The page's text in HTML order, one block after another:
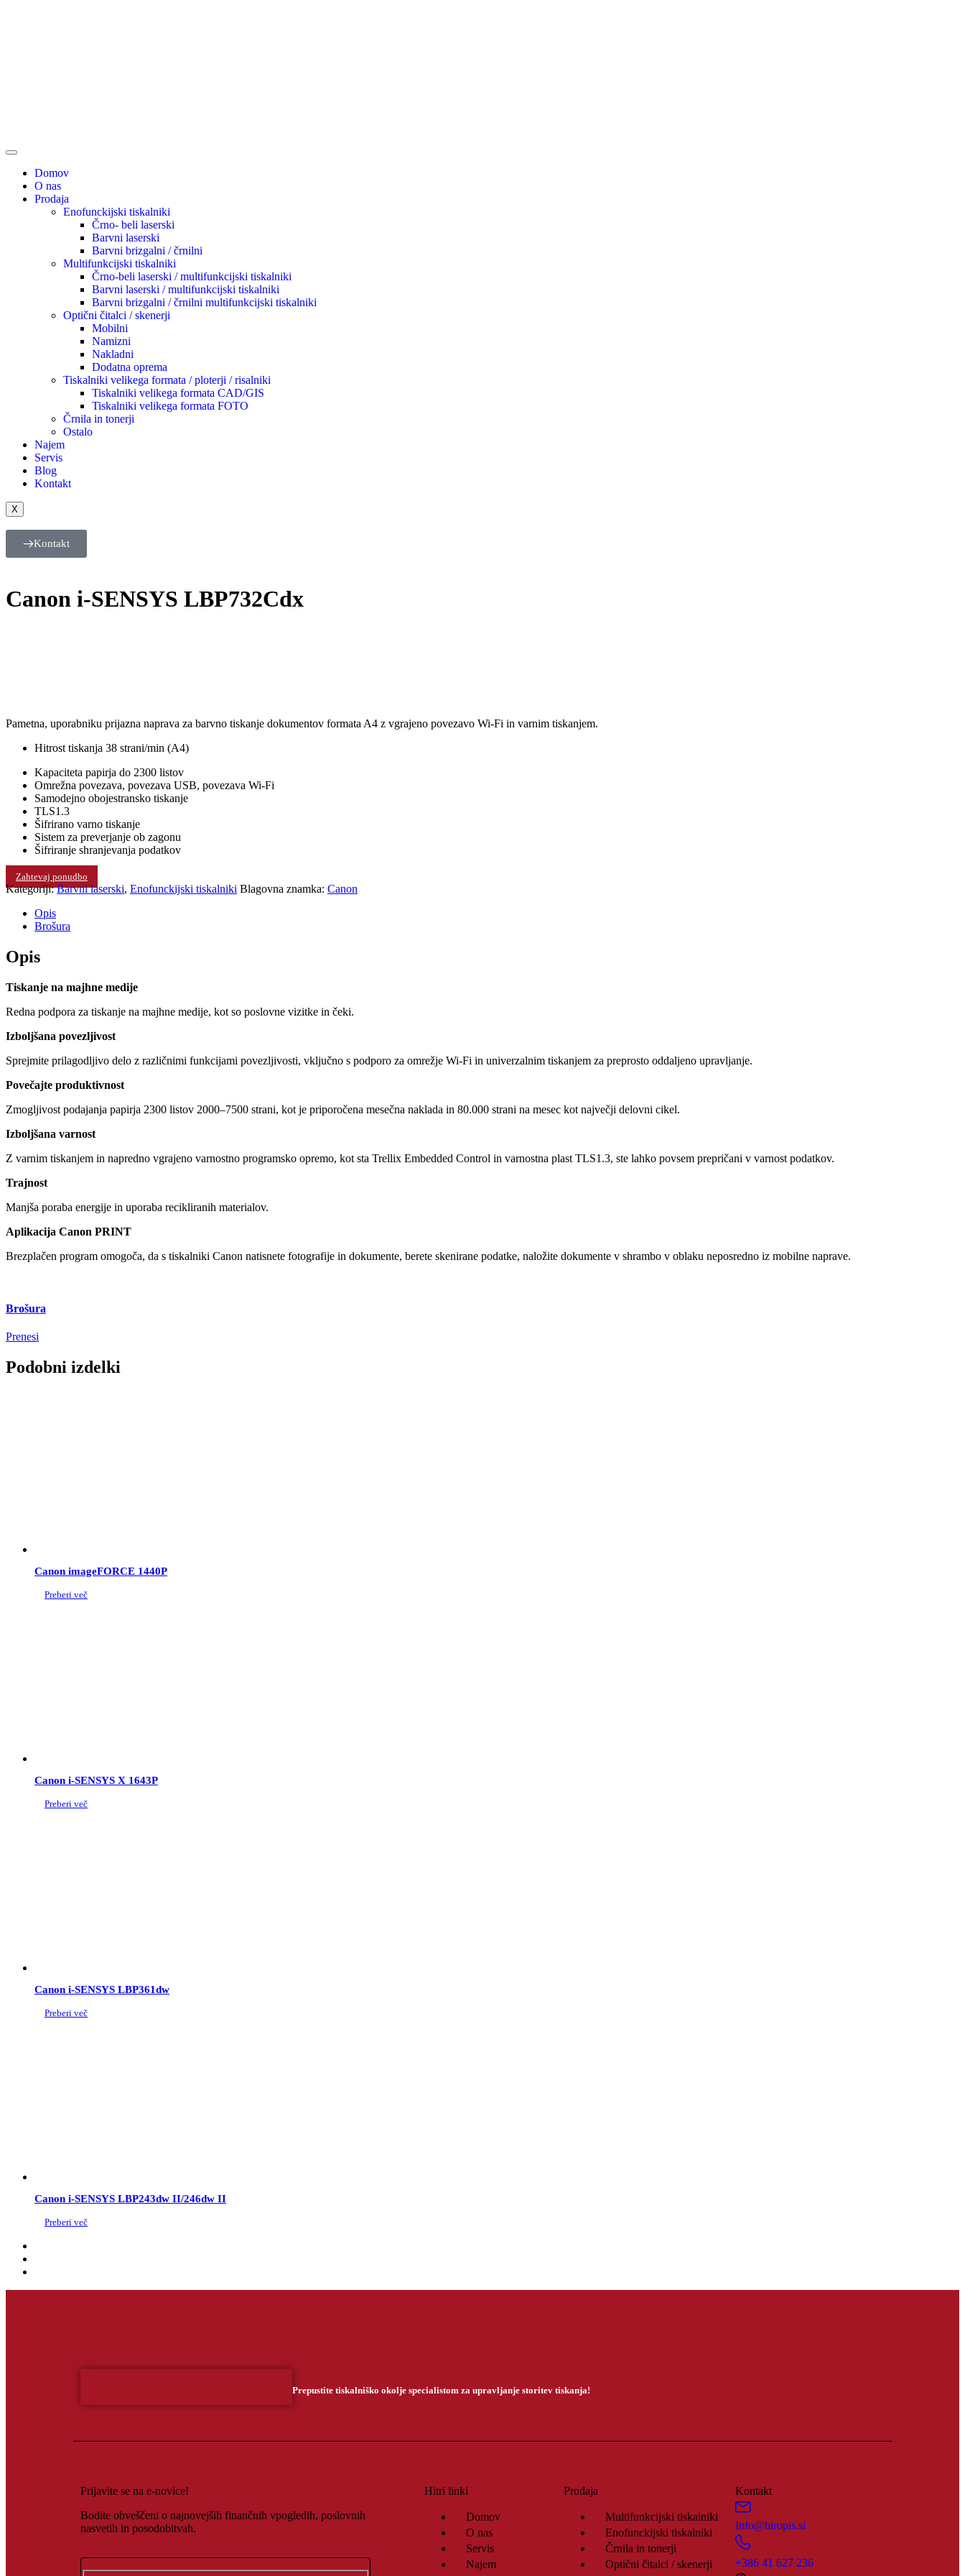
Domov
O nas
Prodaja
Enofunckijski tiskalniki
Črno- beli laserski
Barvni laserski
Barvni brizgalni / črnilni
Multifunkcijski tiskalniki
Črno-beli laserski / multifunkcijski tiskalniki
Barvni laserski / multifunkcijski tiskalniki
Barvni brizgalni / črnilni multifunkcijski tiskalniki
Optični čitalci / skenerji
Mobilni
Namizni
Nakladni
Dodatna oprema
Tiskalniki velikega formata / ploterji / risalniki
Tiskalniki velikega formata CAD/GIS
Tiskalniki velikega formata FOTO
Črnila in tonerji
Ostalo
Najem
Servis
Blog
Kontakt
X
Kontakt
Canon i-SENSYS LBP732Cdx
Pametna, uporabniku prijazna naprava za barvno tiskanje dokumentov formata A4 z vgrajeno povezavo Wi-Fi in varnim tiskanjem.
Hitrost tiskanja 38 strani/min (A4)
Kapaciteta papirja do 2300 listov
Omrežna povezava, povezava USB, povezava Wi-Fi
Samodejno obojestransko tiskanje
TLS1.3
Šifrirano varno tiskanje
Sistem za preverjanje ob zagonu
Šifriranje shranjevanja podatkov
Zahtevaj ponudbo
Kategoriji:Barvni laserski, Enofunckijski tiskalniki Blagovna znamka: Canon
Opis
Brošura
Opis
Tiskanje na majhne medije
Redna podpora za tiskanje na majhne medije, kot so poslovne vizitke in čeki.
Izboljšana povezljivost
Sprejmite prilagodljivo delo z različnimi funkcijami povezljivosti, vključno s podporo za omrežje Wi-Fi in univerzalnim tiskanjem za preprosto oddaljeno upravljanje.
Povečajte produktivnost
Zmogljivost podajanja papirja 2300 listov 2000–7500 strani, kot je priporočena mesečna naklada in 80.000 strani na mesec kot največji delovni cikel.
Izboljšana varnost
Z varnim tiskanjem in napredno vgrajeno varnostno programsko opremo, kot sta Trellix Embedded Control in varnostna plast TLS1.3, ste lahko povsem prepričani v varnost podatkov.
Trajnost
Manjša poraba energije in uporaba recikliranih materialov.
Aplikacija Canon PRINT
Brezplačen program omogoča, da s tiskalniki Canon natisnete fotografije in dokumente, berete skenirane podatke, naložite dokumente v shrambo v oblaku neposredno iz mobilne naprave.
Brošura
Prenesi
Podobni izdelki
Canon imageFORCE 1440P
Preberi več
Canon i-SENSYS X 1643P
Preberi več
Canon i-SENSYS LBP361dw
Preberi več
Canon i-SENSYS LBP243dw II/246dw II
Preberi več
Prepustite tiskalniško okolje specialistom za upravljanje storitev tiskanja!
Prijavite se na e-novice!
Bodite obveščeni o najnovejših finančnih vpogledih, poslovnih
nasvetih in posodobitvah.
Hitri linki
Domov
O nas
Servis
Najem
Prodaja
Multifunkcijski tiskalniki
Enofunckijski tiskalniki
Črnila in tonerji
Optični čitalci / skenerji
Kontakt
Info@biropis.si
+386 41 627 236